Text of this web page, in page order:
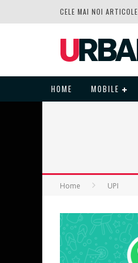
CELE MAI NOI ARTICOLE
HOME MOBILE
Home UPI